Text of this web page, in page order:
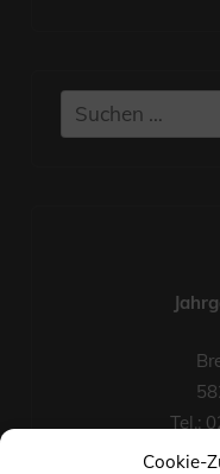
Cookie-
Suchen
nach:
Tel.:
Fax-